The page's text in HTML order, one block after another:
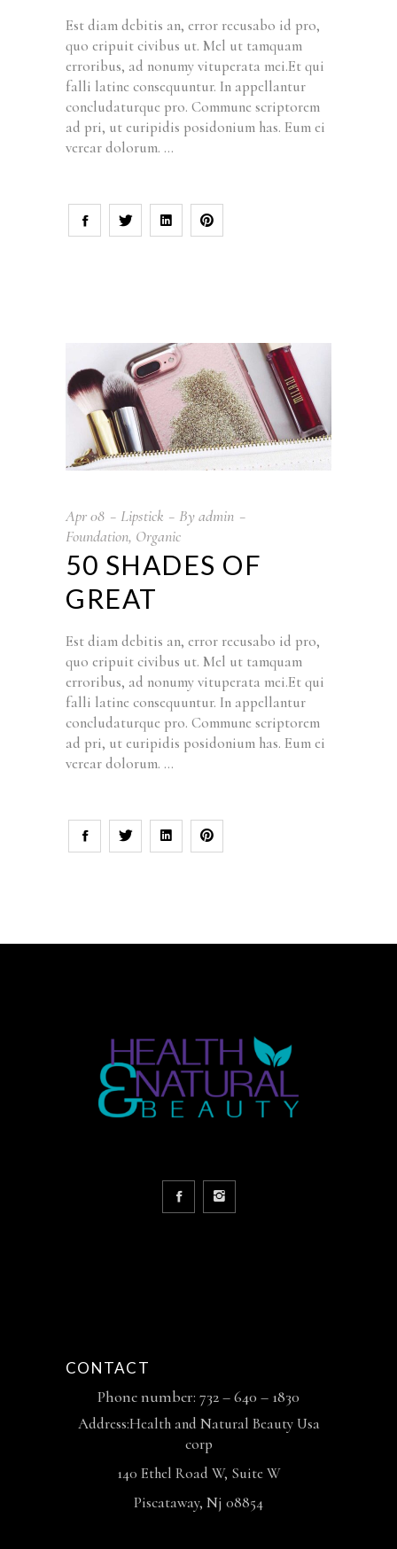
Est diam debitis an, error recusabo id pro,
quo eripuit civibus ut. Mel ut tamquam
erroribus, ad nonumy vituperata mei.Et qui
falli latine consequuntur. In appellantur
concludaturque pro. Commune scriptorem
ad pri, ut euripidis posidonium has. Eum ei
verear dolorum.
Apr08 Lipstick Byadmin
Foundation, Organic
50 SHADES OF
GREAT
Est diam debitis an, error recusabo id pro,
quo eripuit civibus ut. Mel ut tamquam
erroribus, ad nonumy vituperata mei.Et qui
falli latine consequuntur. In appellantur
concludaturque pro. Commune scriptorem
ad pri, ut euripidis posidonium has. Eum ei
verear dolorum.
CONTACT
Phone number: 732 – 640 – 1830
Address:Health and Natural Beauty Usa
corp
140 Ethel Road W, Suite W
Piscataway, Nj 08854